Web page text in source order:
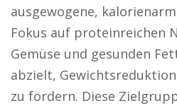
ausgewogene,
Fokus auf proteinreichen
Gemüse und gesunden
abzielt,
zu fördern. Diese